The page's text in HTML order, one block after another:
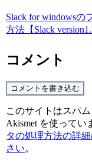
Slack for windowsの
方法【Slack
コメント
コメントを書き込む
このサイトはスパ
Akismet を使ってい
タの処理方法の詳
さい。